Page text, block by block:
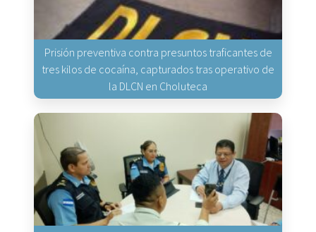
Prisión preventiva contra presuntos traficantes de
tres kilos de cocaína, capturados tras operativo de
la DLCN en Choluteca